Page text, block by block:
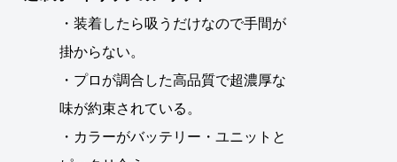
・装着したら吸うだけなので手間が
掛からない。
・プロが調合した高品質で超濃厚な
味が約束されている。
・カラーがバッテリー・ユニットと